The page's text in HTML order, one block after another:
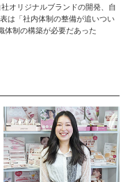
オリジナルブランドの開発、自
は「社内体制の整備が追いつい
体制の構築が必要だあった